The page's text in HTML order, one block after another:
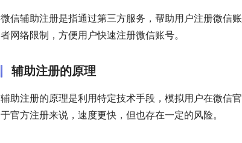
微信辅助注册是指通过第三方服务，帮助用户注册微信
者网络限制，方便用户快速注册微信账号。
辅助注册的原理
辅助注册的原理是利用特定技术手段，模拟用户在微信
于官方注册来说，速度更快，但也存在一定的风险。